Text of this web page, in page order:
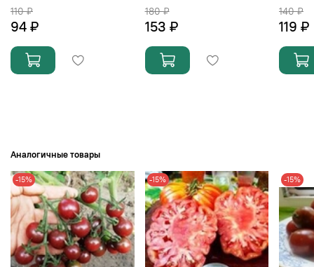
110 ₽
94 ₽
180 ₽
153 ₽
140 ₽
119 ₽
Аналогичные товары
-15% -15% -15%